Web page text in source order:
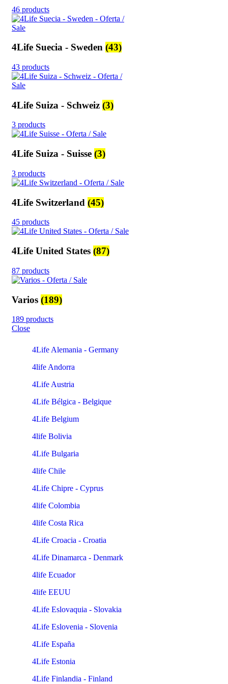
Close
4Life Alemania - Germany
4life Andorra
4Life Austria
4Life Bélgica - Belgique
4Life Belgium
4life Bolivia
4Life Bulgaria
4life Chile
4Life Chipre - Cyprus
4life Colombia
4life Costa Rica
4Life Croacia - Croatia
4Life Dinamarca - Denmark
4life Ecuador
4life EEUU
4Life Eslovaquia - Slovakia
4Life Eslovenia - Slovenia
4Life España
4Life Estonia
4Life Finlandia - Finland
46 products
4Life Suecia - Sweden (43)
43 products
4Life Suiza - Schweiz (3)
3 products
4Life Suiza - Suisse (3)
3 products
4Life Switzerland (45)
45 products
4Life United States (87)
87 products
Varios (189)
189 products